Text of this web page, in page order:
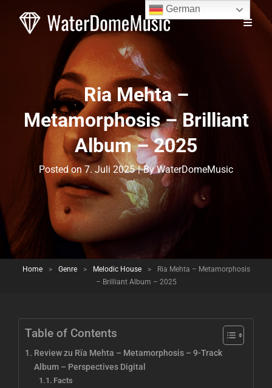
Ria Mehta –
Metamorphosis – Brilliant
Album – 2025
Posted on7. Juli 2025 | ByByline
WaterDomeMusic
Home > Genre > Melodic House >
Ria Mehta – Metamorphosis
– Brilliant Album – 2025
Table of Contents
Review zu Rïa Mehta – Metamorphosis – 9-Track
Album – Perspectives Digital
Facts
German